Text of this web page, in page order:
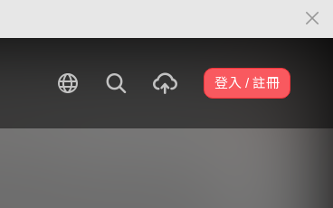
登入 / 註冊